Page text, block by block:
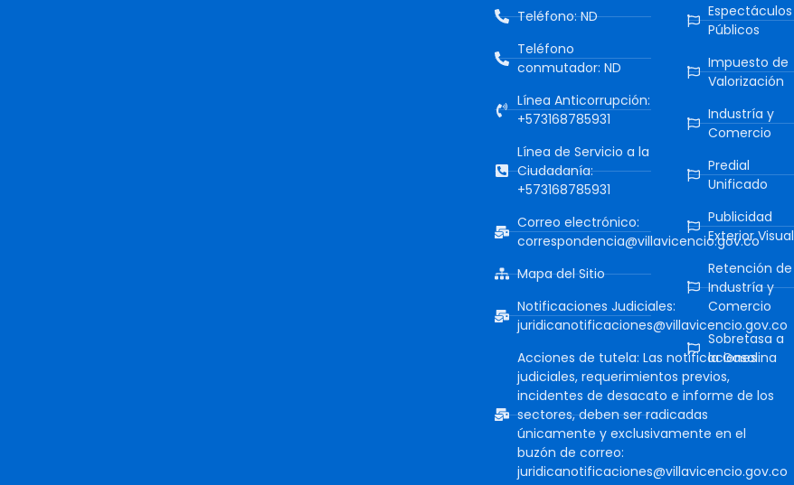
Teléfono: ND
Teléfono
conmutador: ND
Línea Anticorrupción:
+573168785931
Línea de Servicio a la
Ciudadanía:
+573168785931
Correo electrónico:
correspondencia@villavicencio.gov.co
Mapa del Sitio
Notificaciones Judiciales:
juridicanotificaciones@villavicencio.gov.co
Acciones de tutela: Las notificaciones
judiciales, requerimientos previos,
incidentes de desacato e informe de los
sectores, deben ser radicadas
únicamente y exclusivamente en el
buzón de correo:
juridicanotificaciones@villavicencio.gov.co
Espectáculos
Públicos
Impuesto de
Valorización
Industría y
Comercio
Predial
Unificado
Publicidad
Exterior Visual
Retención de
Industría y
Comercio
Sobretasa a
la Gasolina